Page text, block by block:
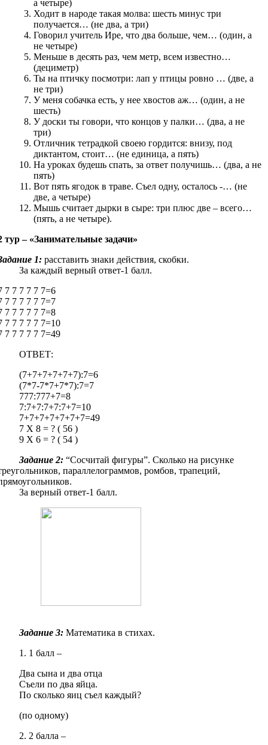
а четыре)
Ходит в народе такая молва: шесть минус три
получается… (не два, а три)
Говорил учитель Ире, что два больше, чем… (один, а
не четыре)
Меньше в десять раз, чем метр, всем известно…
(дециметр)
Ты на птичку посмотри: лап у птицы ровно … (две, а
не три)
У меня собачка есть, у нее хвостов аж… (один, а не
шесть)
У доски ты говори, что концов у палки… (два, а не
три)
Отличник тетрадкой своею гордится: внизу, под
диктантом, стоит… (не единица, а пять)
На уроках будешь спать, за ответ получишь… (два, а не
пять)
Вот пять ягодок в траве. Съел одну, осталось -… (не
две, а четыре)
Мышь считает дырки в сыре: три плюс две – всего…
(пять, а не четыре).
тур – «Занимательные задачи»
1: расставить знаки действия, скобки.
За каждый верный ответ-1 балл.
7 7 7 7 7 7=6
7 7 7 7 7 7=7
7 7 7 7 7 7=8
7 7 7 7 7 7=10
7 7 7 7 7 7=49
ОТВЕТ:
(7+7+7+7+7+7):7=6
(7*7-7*7+7*7):7=7
777:777+7=8
7:7+7:7+7:7+7=10
7+7+7+7+7+7+7=49
7 Х 8 = ? ( 56 )
9 Х 6 = ? ( 54 )
Задание 2: “Сосчитай фигуры”. Сколько на рисунке
параллелограммов, ромбов, трапеций,
За верный ответ-1 балл.
Задание 3: Математика в стихах.
1. 1 балл –
Два сына и два отца
Съели по два яйца.
По сколько яиц съел каждый?
(по одному)
2. 2 балла –